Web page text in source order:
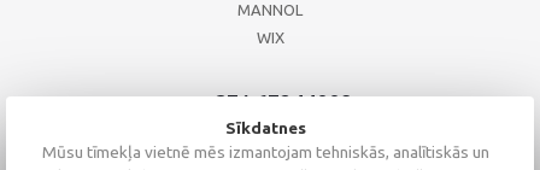
MANNOL
WIX
+371 67244008
+371 67271055
+371 26002793
Sīkdatnes
Mūsu tīmekļa vietnē mēs izmantojam tehniskās, analītiskās un